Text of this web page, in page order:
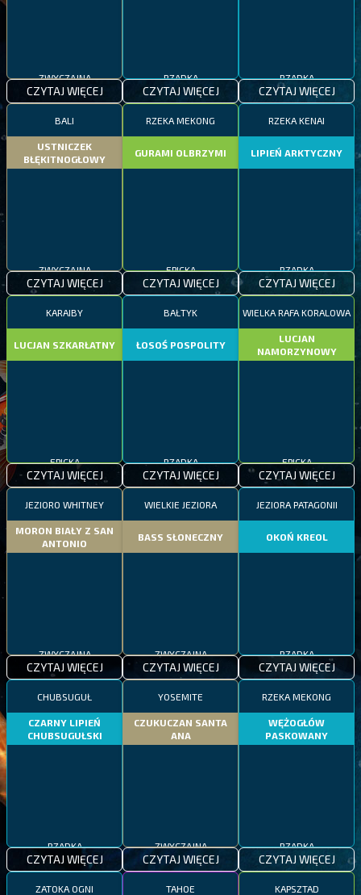
CZYTAJ WIĘCEJ CZYTAJ WIĘCEJ CZYTAJ WIĘCEJ
BALI
USTNICZEK
BŁĘKITNOGŁOWY
CZYTAJ WIĘCEJ
RZEKA MEKONG
GURAMI OLBRZYMI
CZYTAJ WIĘCEJ
RZEKA KENAI
LIPIEŃ ARKTYCZNY
CZYTAJ WIĘCEJ
KARAIBY
LUCJAN SZKARŁATNY
CZYTAJ WIĘCEJ
BAŁTYK
ŁOSOŚ POSPOLITY
CZYTAJ WIĘCEJ
WIELKA RAFA KORALOWA
LUCJAN
NAMORZYNOWY
CZYTAJ WIĘCEJ
JEZIORO WHITNEY
MORON BIAŁY Z SAN
ANTONIO
CZYTAJ WIĘCEJ
WIELKIE JEZIORA
BASS SŁONECZNY
CZYTAJ WIĘCEJ
JEZIORA PATAGONII
OKOŃ KREOL
CZYTAJ WIĘCEJ
CHUBSUGUŁ
CZARNY LIPIEŃ
CHUBSUGUŁSKI
RZADKA
CZYTAJ WIĘCEJ
YOSEMITE
CZUKUCZAN SANTA
ANA
ZWYCZAJNA
CZYTAJ WIĘCEJ
RZEKA MEKONG
WĘŻOGŁÓW
PASKOWANY
RZADKA
CZYTAJ WIĘCEJ
ZATOKA OGNI TAHOE KAPSZTAD